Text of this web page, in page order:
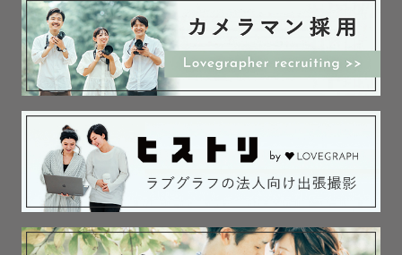
決めたカメラ目線の写真だけではなく、
いつもらしい自然体な写真もたくさん
撮らせていただきます📷💞
お子様と一緒に撮影を楽しむことを
大切にしています🫶
ありがたいことにお宮参りの撮影のご依頼を